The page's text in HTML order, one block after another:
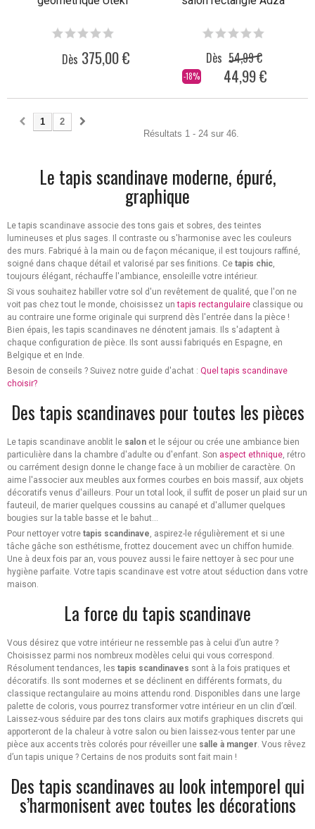
Dès 375,00 €
-18%
Dès 54,99 €
44,99 €
1
2
Résultats 1 - 24 sur 46.
Le tapis scandinave moderne, épuré,
graphique
Le tapis scandinave associe des tons gais et sobres, des teintes
lumineuses et plus sages. Il contraste ou s'harmonise avec les couleurs
des murs. Fabriqué à la main ou de façon mécanique, il est toujours raffiné,
soigné dans chaque détail et valorisé par ses finitions. Ce tapis chic,
toujours élégant, réchauffe l'ambiance, ensoleille votre intérieur.
Si vous souhaitez habiller votre sol d'un revêtement de qualité, que l'on ne
voit pas chez tout le monde, choisissez untapis rectangulaire classique ou
au contraire une forme originale qui surprend dès l'entrée dans la pièce !
Bien épais, les tapis scandinaves ne dénotent jamais. Ils s'adaptent à
chaque configuration de pièce. Ils sont aussi fabriqués en Espagne, en
Belgique et en Inde.
Besoin de conseils ? Suivez notre guide d'achat : Quel tapis scandinave
choisir?
Des tapis scandinaves pour toutes les pièces
Le tapis scandinave anoblit le salon et le séjour ou crée une ambiance bien
particulière dans la chambre d'adulte ou d'enfant. Son aspect ethnique, rétro
ou carrément design donne le change face à un mobilier de caractère. On
aime l'associer aux meubles aux formes courbes en bois massif, aux objets
décoratifs venus d'ailleurs. Pour un total look, il suffit de poser un plaid sur un
fauteuil, de marier quelques coussins au canapé et d'allumer quelques
bougies sur la table basse et le bahut...
Pour nettoyer votre tapis scandinave, aspirez-le régulièrement et si une
tâche gâche son esthétisme, frottez doucement avec un chiffon humide.
Une à deux fois par an, vous pouvez aussi le faire nettoyer à sec pour une
hygiène parfaite. Votre tapis scandinave est votre atout séduction dans votre
maison.
La force du tapis scandinave
Vous désirez que votre intérieur ne ressemble pas à celui d’un autre ?
Choisissez parmi nos nombreux modèles celui qui vous correspond.
Résolument tendances, les tapis scandinaves sont à la fois pratiques et
décoratifs. Ils sont modernes et se déclinent en différents formats, du
classique rectangulaire au moins attendu rond. Disponibles dans une large
palette de coloris, vous pourrez transformer votre intérieur en un clin d’œil.
Laissez-vous séduire par des tons clairs aux motifs graphiques discrets qui
apporteront de la chaleur à votre salon ou bien laissez-vous tenter par une
pièce aux accents très colorés pour réveiller une salle à manger. Vous rêvez
d’un tapis unique ? Certains de nos produits sont fait main !
Des tapis scandinaves au look intemporel qui
s’harmonisent avec toutes les décorations